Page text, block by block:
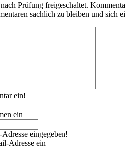
Prüfung freigeschaltet.
sachlich zu bleiben und sich
ein!
ein
eingegeben!
Adresse ein